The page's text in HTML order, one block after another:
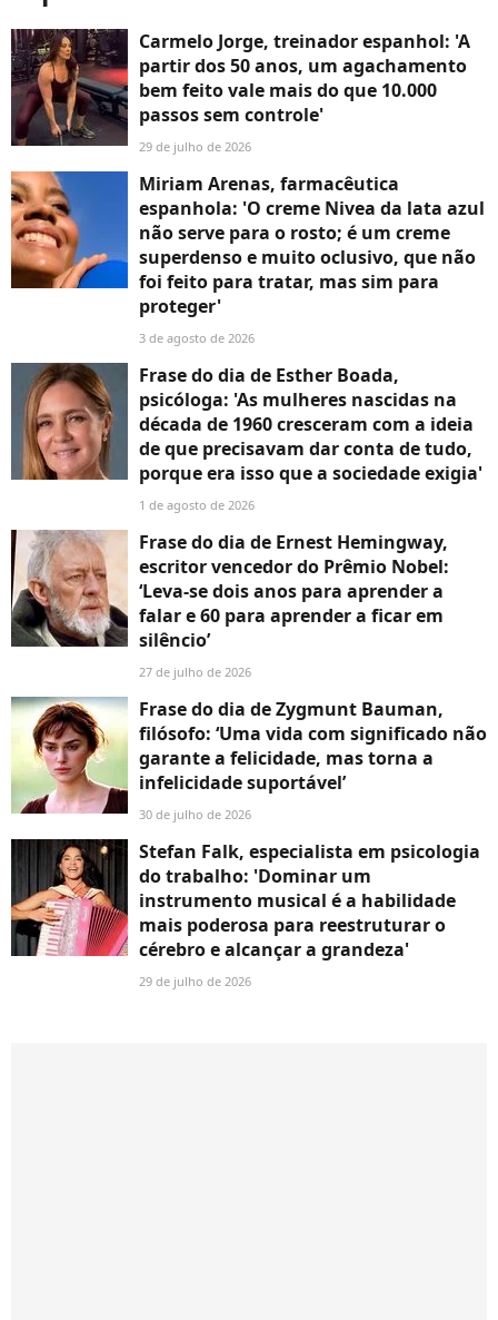
Carmelo Jorge, treinador espanhol: 'A
partir dos 50 anos, um agachamento
bem feito vale mais do que 10.000
passos sem controle'
29 de julho de 2026
Miriam Arenas, farmacêutica
espanhola: 'O creme Nivea da lata azul
não serve para o rosto; é um creme
superdenso e muito oclusivo, que não
foi feito para tratar, mas sim para
proteger'
3 de agosto de 2026
Frase do dia de Esther Boada,
psicóloga: 'As mulheres nascidas na
década de 1960 cresceram com a ideia
de que precisavam dar conta de tudo,
porque era isso que a sociedade exigia'
1 de agosto de 2026
Frase do dia de Ernest Hemingway,
escritor vencedor do Prêmio Nobel:
‘Leva-se dois anos para aprender a
falar e 60 para aprender a ficar em
silêncio’
27 de julho de 2026
Frase do dia de Zygmunt Bauman,
filósofo: ‘Uma vida com significado não
garante a felicidade, mas torna a
infelicidade suportável’
30 de julho de 2026
Stefan Falk, especialista em psicologia
do trabalho: 'Dominar um
instrumento musical é a habilidade
mais poderosa para reestruturar o
cérebro e alcançar a grandeza'
29 de julho de 2026